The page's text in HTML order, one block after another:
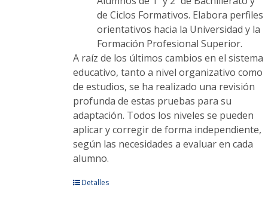
de Ciclos Formativos. Elabora perfiles
orientativos hacia la Universidad y la
Formación Profesional Superior.
A raíz de los últimos cambios en el sistema
educativo, tanto a nivel organizativo como
de estudios, se ha realizado una revisión
profunda de estas pruebas para su
adaptación. Todos los niveles se pueden
aplicar y corregir de forma independiente,
según las necesidades a evaluar en cada
alumno.
EsteDetalles